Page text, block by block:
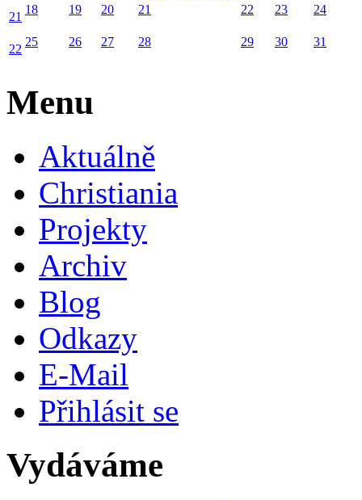
21
18 19 20 21 22 23 24
22
25 26 27 28 29 30 31
Menu
Aktuálně
Christiania
Projekty
Archiv
Blog
Odkazy
E-Mail
Přihlásit se
Vydáváme